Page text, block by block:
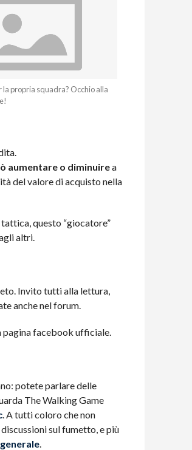
la propria squadra? Occhio alla
aumentare o diminuirea
del valore di acquisto nella
questo “giocatore”
altri.
Invito tutti alla lettura,
anche nel forum.
pagina facebook ufficiale.
potete parlare delle
The Walking Game
. A tutti coloro che non
sul fumetto, e più
.